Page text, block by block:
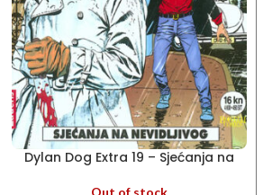
Dylan Dog Extra 19 – Sjećanja na
Out of stock